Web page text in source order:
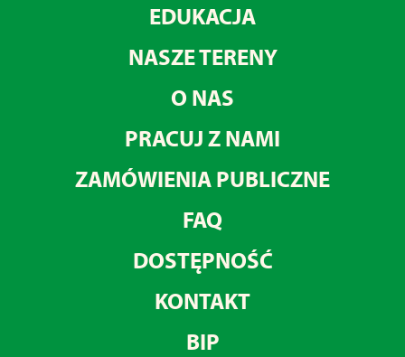
EDUKACJA
NASZE TERENY
O NAS
PRACUJ Z NAMI
ZAMÓWIENIA PUBLICZNE
FAQ
DOSTĘPNOŚĆ
KONTAKT
BIP